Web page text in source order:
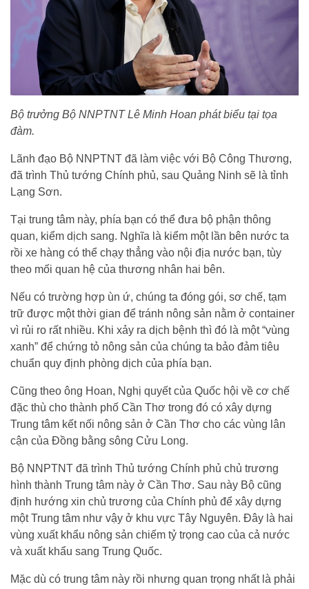
Bộ trưởng Bộ NNPTNT Lê Minh Hoan phát biểu tại tọa
đàm.
Lãnh đạo Bộ NNPTNT đã làm việc với Bộ Công Thương,
đã trình Thủ tướng Chính phủ, sau Quảng Ninh sẽ là tỉnh
Lạng Sơn.
Tại trung tâm này, phía bạn có thể đưa bộ phận thông
quan, kiểm dịch sang. Nghĩa là kiểm một lần bên nước ta
rồi xe hàng có thể chạy thẳng vào nội địa nước bạn, tùy
theo mối quan hệ của thương nhân hai bên.
Nếu có trường hợp ùn ứ, chúng ta đóng gói, sơ chế, tạm
trữ được một thời gian để tránh nông sản nằm ở container
vì rủi ro rất nhiều. Khi xảy ra dịch bệnh thì đó là một “vùng
xanh” để chứng tỏ nông sản của chúng ta bảo đảm tiêu
chuẩn quy định phòng dịch của phía bạn.
Cũng theo ông Hoan, Nghị quyết của Quốc hội về cơ chế
đặc thù cho thành phố Cần Thơ trong đó có xây dựng
Trung tâm kết nối nông sản ở Cần Thơ cho các vùng lân
cận của Đồng bằng sông Cửu Long.
Bộ NNPTNT đã trình Thủ tướng Chính phủ chủ trương
hình thành Trung tâm này ở Cần Thơ. Sau này Bộ cũng
định hướng xin chủ trương của Chính phủ để xây dựng
một Trung tâm như vậy ở khu vực Tây Nguyên. Đây là hai
vùng xuất khẩu nông sản chiếm tỷ trọng cao của cả nước
và xuất khẩu sang Trung Quốc.
Mặc dù có trung tâm này rồi nhưng quan trọng nhất là phải